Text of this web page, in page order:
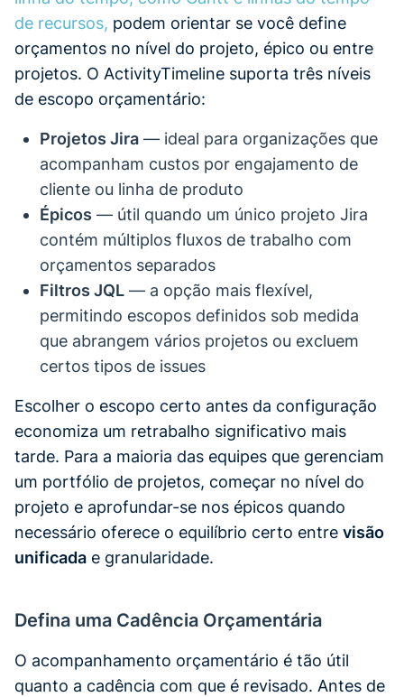
de recursos, podem orientar se você define
orçamentos no nível do projeto, épico ou entre
projetos. O ActivityTimeline suporta três níveis
de escopo orçamentário:
Projetos Jira — ideal para organizações que
acompanham custos por engajamento de
cliente ou linha de produto
Épicos — útil quando um único projeto Jira
contém múltiplos fluxos de trabalho com
orçamentos separados
Filtros JQL — a opção mais flexível,
permitindo escopos definidos sob medida
que abrangem vários projetos ou excluem
certos tipos de issues
Escolher o escopo certo antes da configuração
economiza um retrabalho significativo mais
tarde. Para a maioria das equipes que gerenciam
um portfólio de projetos, começar no nível do
projeto e aprofundar-se nos épicos quando
necessário oferece o equilíbrio certo entre visão
unificada e granularidade.
Defina uma Cadência Orçamentária
O acompanhamento orçamentário é tão útil
quanto a cadência com que é revisado. Antes de